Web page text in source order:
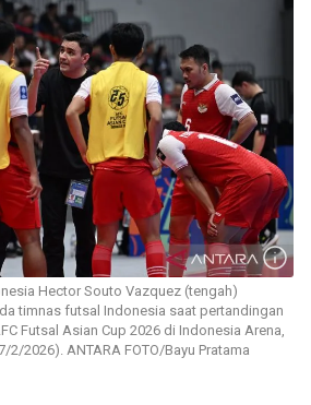
Hector Souto Vazquez (tengah)
timnas futsal Indonesia saat pertandingan
Futsal Asian Cup 2026 di Indonesia Arena,
2/2026). ANTARA FOTO/Bayu Pratama